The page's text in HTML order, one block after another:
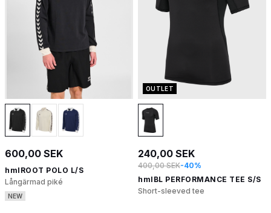
600,00 SEK
hmlROOT POLO L/S
Långärmad piké
NEW
OUTLET
240,00 SEK
400,00 SEK-40%
hmlBL PERFORMANCE TEE S/S
Short-sleeved tee